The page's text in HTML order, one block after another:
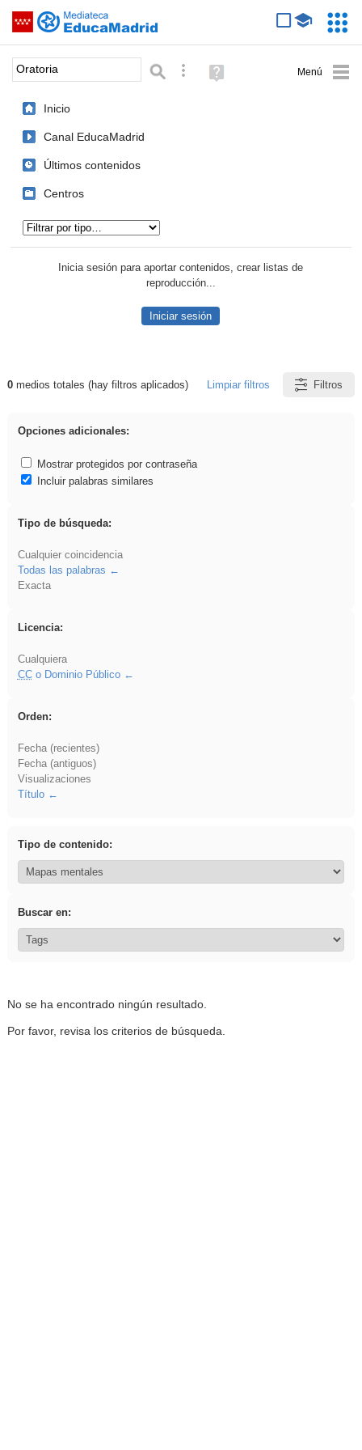
Saltar navegación
Palabra o frase: Búsqueda avanzada
Ayuda
(en
Inicio
Canal EducaMadrid
Últimos contenidos
Centros
Inicia sesión para aportar contenidos, crear listas de
reproducción...
Iniciar sesión
Resultados de: Oratoria
0medios totales (hay filtros aplicados) Limpiar filtros Filtros
Opciones adicionales:
Mostrar protegidos por contraseña
Incluir palabras similares
Tipo de búsqueda:
Cualquier coincidencia
Todas las palabras
Exacta
Licencia:
Cualquiera
CCo Dominio Público
Orden:
Fecha (recientes)
Fecha (antiguos)
Visualizaciones
Título
Tipo de contenido:
Buscar en:
No se ha encontrado ningún resultado.
Por favor, revisa los criterios de búsqueda.